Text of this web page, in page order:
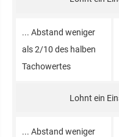
... Abstand weniger
als 2/10 des halben
Tacho­wertes
... Abstand weniger